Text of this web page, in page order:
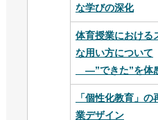
な学びの深化
体育授業における
な用い方について
―”できた”を体
「個性化教育」
業デザイン